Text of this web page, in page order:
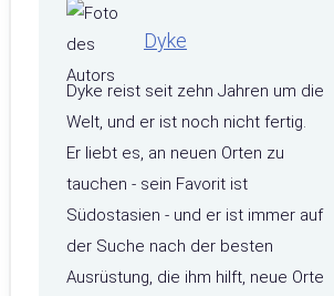
Dyke
Dyke reist seit zehn Jahren um die
Welt, und er ist noch nicht fertig.
Er liebt es, an neuen Orten zu
tauchen - sein Favorit ist
Südostasien - und er ist immer auf
der Suche nach der besten
Ausrüstung, die ihm hilft, neue Orte